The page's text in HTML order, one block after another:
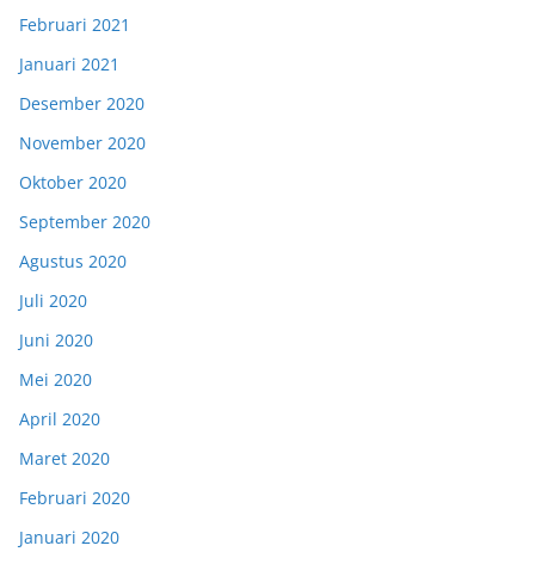
Februari 2021
Januari 2021
Desember 2020
November 2020
Oktober 2020
September 2020
Agustus 2020
Juli 2020
Juni 2020
Mei 2020
April 2020
Maret 2020
Februari 2020
Januari 2020